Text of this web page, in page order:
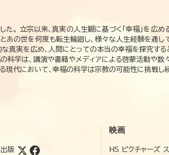
立宗以来、真実の人生観に基づく「幸福」を広め
あの世を何度も転生輪廻し、様々な人生経験を通
真実を広め、人間にとっての本当の幸福を探究す
科学は、講演や書籍やメディアによる啓蒙活動や
代において、幸福の科学は宗教の可能性に挑戦し
版
映画
HS ピクチャーズ